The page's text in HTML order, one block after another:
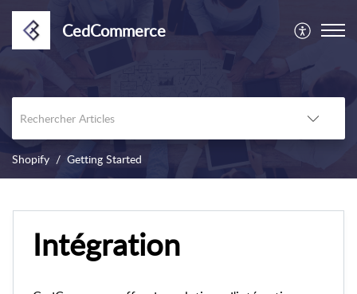
CedCommerce
Shopify Getting Started
Intégration